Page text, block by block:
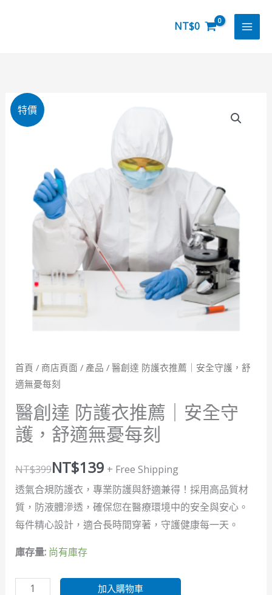
NT$0
特價
首頁 / 商店頁面 / 產品 / 醫創達 防護衣推薦｜安全守護，舒
適無憂每刻
醫創達 防護衣推薦｜安全守
護，舒適無憂每刻
NT$399NT$139 + Free Shipping
透氣合規防護衣，專業防護與舒適兼得！採用高品質材
質，防液體滲透，確保您在醫療環境中的安全與安心。
每件精心設計，適合長時間穿著，守護健康每一天。
庫存量: 尚有庫存
醫
創
護，
無
憂
每
刻
數
加入購物車